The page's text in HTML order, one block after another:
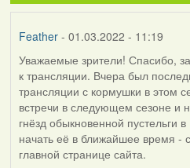
Feather- 01.03.2022 - 11:19
Уважаемые зрители! Спасибо,
к трансляции. Вчера был
трансляции с кормушки в этом
встречи в следующем сезоне и
гнёзд обыкновенной пустельги
начать её в ближайшее время -
главной странице сайта.